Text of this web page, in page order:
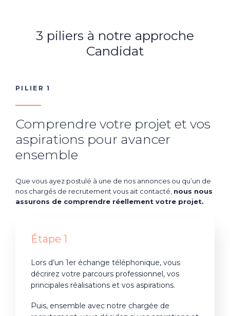
3 piliers à notre approche
Candidat
PILIER 1
Comprendre votre projet et vos
aspirations pour avancer
ensemble
Que vous ayez postulé à une de nos annonces ou qu’un de
nos chargés de recrutement vous ait contacté nous nous
assurons de comprendre réellement votre projet.
Étape 1
Lors d’un 1er échange téléphonique, vous
décrirez votre parcours professionnel, vos
principales réalisations et vos aspirations.
Puis, ensemble avec notre chargée de